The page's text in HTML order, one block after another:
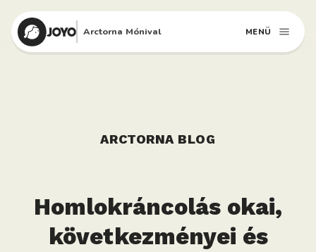
Arctorna Mónival MENÜ
ARCTORNA BLOG
Homlokráncolás okai,
következményei és